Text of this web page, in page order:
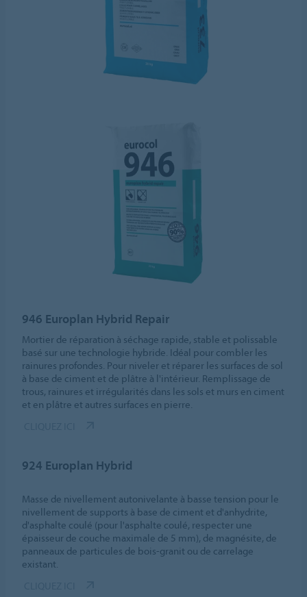
946 Europlan Hybrid Repair
Mortier de réparation à séchage rapide, stable et polissable
basé sur une technologie hybride. Idéal pour combler les
rainures profondes. Pour niveler et réparer les surfaces de sol
à base de ciment et de plâtre à l'intérieur. Remplissage de
trous, rainures et irrégularités dans les sols et murs en ciment
et en plâtre et autres surfaces en pierre.
924 Europlan Hybrid
Masse de nivellement autonivelante à basse tension pour le
nivellement de supports à base de ciment et d'anhydrite,
d'asphalte coulé (pour l'asphalte coulé, respecter une
épaisseur de couche maximale de 5 mm), de magnésite, de
panneaux de particules de bois-granit ou de carrelage
existant.